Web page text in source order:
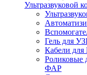
Ультразвуковой
Гель для
Кабели
Роликовые
ФАР